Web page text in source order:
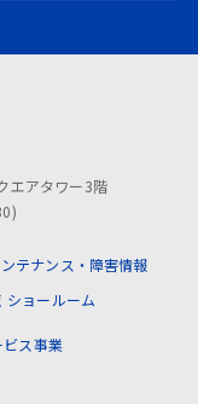
エアタワー3階
ンテナンス・障害情報
ショールーム
ス事業